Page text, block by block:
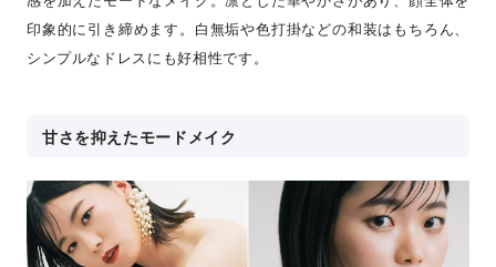
印象的に引き締めます。白無垢や色打掛などの和装はもちろん、
シンプルなドレスにも好相性です。
甘さを抑えたモードメイク